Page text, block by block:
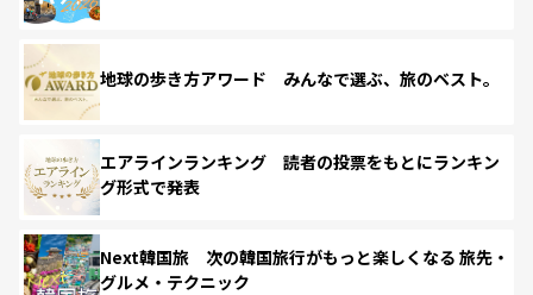
地球の歩き方アワード みんなで選ぶ、旅のベスト。
エアラインランキング 読者の投票をもとにランキン
グ形式で発表
Next韓国旅 次の韓国旅行がもっと楽しくなる 旅先・
グルメ・テクニック